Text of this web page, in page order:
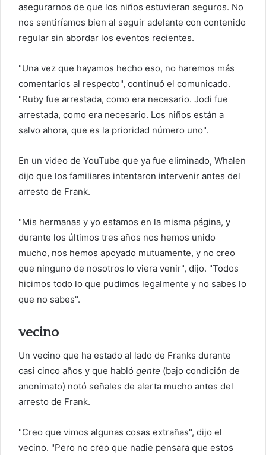
asegurarnos de que los niños estuvieran seguros. No
nos sentiríamos bien al seguir adelante con contenido
regular sin abordar los eventos recientes.
"Una vez que hayamos hecho eso, no haremos más
comentarios al respecto", continuó el comunicado.
"Ruby fue arrestada, como era necesario. Jodi fue
arrestada, como era necesario. Los niños están a
salvo ahora, que es la prioridad número uno".
En un video de YouTube que ya fue eliminado, Whalen
dijo que los familiares intentaron intervenir antes del
arresto de Frank.
"Mis hermanas y yo estamos en la misma página, y
durante los últimos tres años nos hemos unido
mucho, nos hemos apoyado mutuamente, y no creo
que ninguno de nosotros lo viera venir", dijo. "Todos
hicimos todo lo que pudimos legalmente y no sabes lo
que no sabes".
vecino
Un vecino que ha estado al lado de Franks durante
casi cinco años y que habló gente (bajo condición de
anonimato) notó señales de alerta mucho antes del
arresto de Frank.
"Creo que vimos algunas cosas extrañas", dijo el
vecino. "Pero no creo que nadie pensara que estos